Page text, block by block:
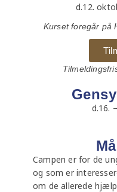
d.12.
Kurset foregår på
d.16.
Campen er for de
og som er
om de allerede